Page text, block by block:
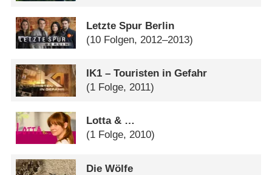
Letzte Spur Berlin
(10 Folgen, 2012–2013)
IK1 – Touristen in Gefahr
(1 Folge, 2011)
Lotta & …
(1 Folge, 2010)
Die Wölfe